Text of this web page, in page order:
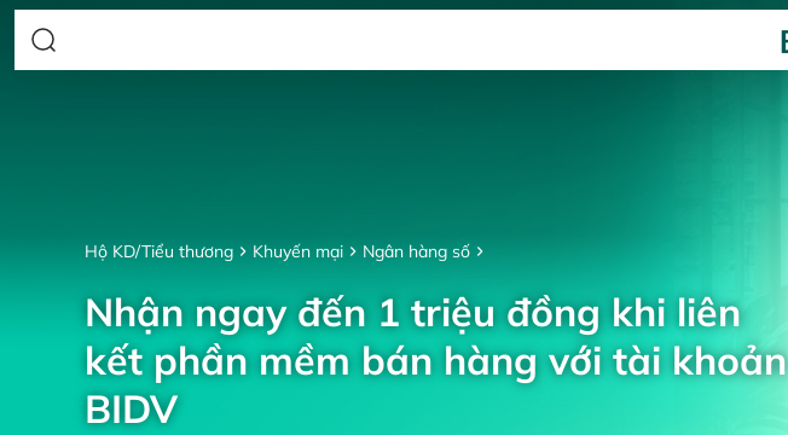
Hộ KD/Tiểu thương Khuyến mại Ngân hàng số
Nhận ngay đến 1 triệu đồng khi liên
kết phần mềm bán hàng với tài khoản
BIDV